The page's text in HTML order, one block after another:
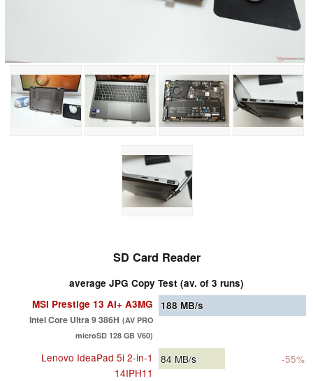
SD Card Reader
average JPG Copy Test (av. of 3 runs)
MSI Prestige 13 AI+ A3MG
Intel Core Ultra 9 386H (AV PRO
microSD 128 GB V60)
188 MB/s
Lenovo IdeaPad 5i 2-in-1
14IPH11
84 MB/s -55%